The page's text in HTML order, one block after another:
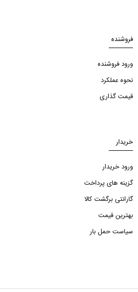
فروشنده
ورود فروشنده
نحوه عملکرد
قیمت گذاری
خریدار
ورود خریدار
گزینه های پرداخت
گارانتی برگشت کالا
بهترین قیمت
سیاست حمل بار